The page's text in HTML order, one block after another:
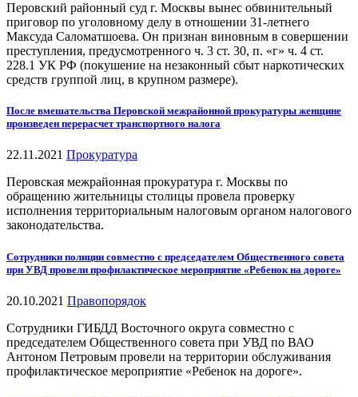
Перовский районный суд г. Москвы вынес обвинительный
приговор по уголовному делу в отношении 31-летнего
Максуда Саломатшоева. Он признан виновным в совершении
преступления, предусмотренного ч. 3 ст. 30, п. «г» ч. 4 ст.
228.1 УК РФ (покушение на незаконный сбыт наркотических
средств группой лиц, в крупном размере).
После вмешательства Перовской межрайонной прокуратуры женщине
произведен перерасчет транспортного налога
22.11.2021 Прокуратура
Перовская межрайонная прокуратура г. Москвы по
обращению жительницы столицы провела проверку
исполнения территориальным налоговым органом налогового
законодательства.
Сотрудники полиции совместно с председателем Общественного совета
при УВД провели профилактическое мероприятие «Ребенок на дороге»
20.10.2021 Правопорядок
Сотрудники ГИБДД Восточного округа совместно с
председателем Общественного совета при УВД по ВАО
Антоном Петровым провели на территории обслуживания
профилактическое мероприятие «Ребенок на дороге».